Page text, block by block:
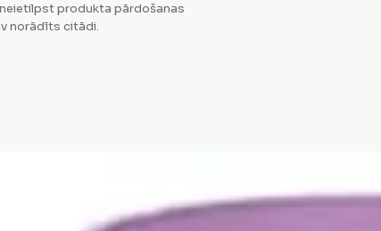
produkta pārdošanas
norādīts citādi.